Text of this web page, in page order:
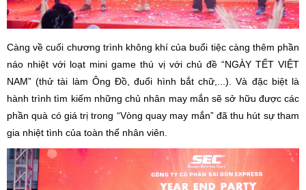
Càng về cuối chương trình không khí của buổi tiệc càng thêm phần
náo nhiệt với loạt mini game thú vị với chủ đề “NGÀY TẾT VIỆT
NAM” (thử tài làm Ông Đồ, đuổi hình bắt chữ,...). Và đặc biệt là
hành trình tìm kiếm những chủ nhân may mắn sẽ sở hữu được các
phần quà có giá trị trong “Vòng quay may mắn” đã thu hút sự tham
gia nhiệt tình của toàn thể nhân viên.